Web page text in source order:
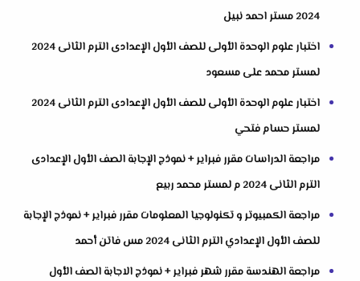
2024 مستر احمد نبيل
اختبار علوم الوحدة الأولى للصف الأول الإعدادى الترم الثانى 2024
لمستر محمد على مسعود
اختبار علوم الوحدة الأولى للصف الأول الإعدادى الترم الثانى 2024
لمستر حسام فتحي
مراجعة الدراسات مقرر فبراير + نموذج الإجابة الصف الأول الإعدادى
الترم الثانى 2024 م لمستر محمد ربيع
مراجعة الكمبيوتر و تكنولوجيا المعلومات مقرر فبراير + نموذج الإجابة
للصف الأول الإعدادي الترم الثانى 2024 مس فاتن أحمد
مراجعة الهندسة مقرر شهر فبراير + نموذج الاجابة الصف الأول